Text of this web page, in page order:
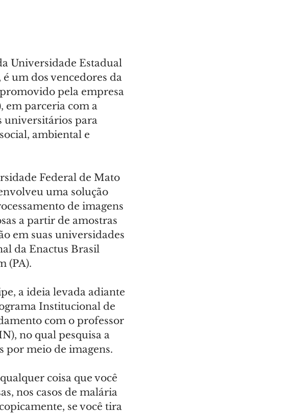
Universidade Estadual
um dos vencedores da
pela empresa
em parceria com a
universitários para
ambiental e
Federal de Mato
uma solução
de imagens
a partir de amostras
em suas universidades
da Enactus Brasil
(PA).
a ideia levada adiante
Institucional de
com o professor
no qual pesquisa a
por meio de imagens.
coisa que você
nos casos de malária
se você tira